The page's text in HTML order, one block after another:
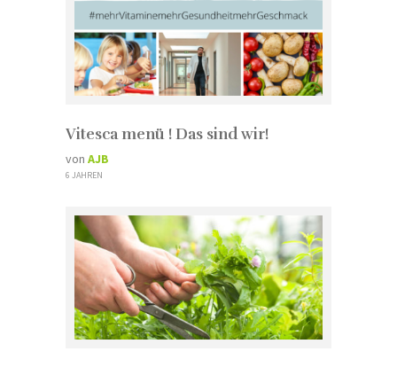
Vitesca menü ! Das sind wir!
von AJB
6 JAHREN